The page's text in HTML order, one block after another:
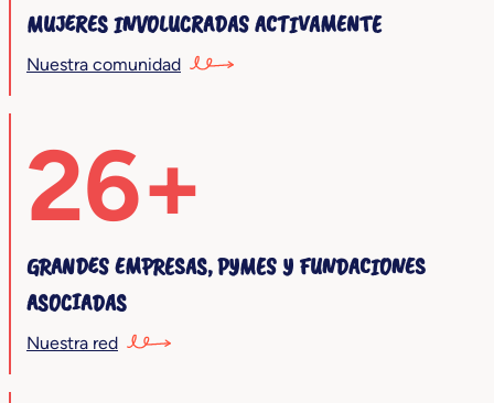
MUJERES INVOLUCRADAS ACTIVAMENTE
Nuestra comunidad
26+
GRANDES EMPRESAS, PYMES Y FUNDACIONES
ASOCIADAS
Nuestra red